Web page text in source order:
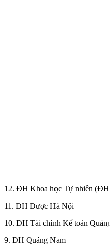
12. ĐH Khoa học Tự nhiên
11. ĐH Dược Hà Nội
10. ĐH Tài chính Kế toán
9. ĐH Quảng Nam